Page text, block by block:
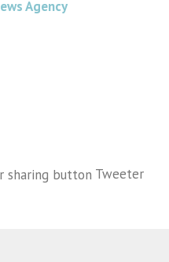
Agency
Tweeter